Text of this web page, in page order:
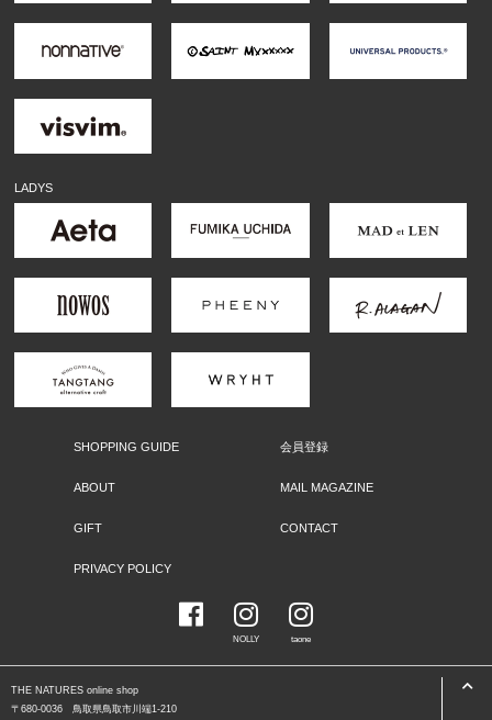
LADYS
SHOPPING GUIDE 会員登録
ABOUT MAIL MAGAZINE
GIFT CONTACT
PRIVACY POLICY
NOLLY taone
THE NATURES online shop
〒680-0036 鳥取県鳥取市川端1-210